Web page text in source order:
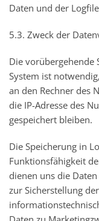
Daten und der
5.3. Zweck der
Die vorübergehende
System ist
an den Rechner des
die IP-Adresse des
gespeichert bleiben.
Die Speicherung in
Funktionsfähigkeit
dienen uns die
zur Sicherstellung